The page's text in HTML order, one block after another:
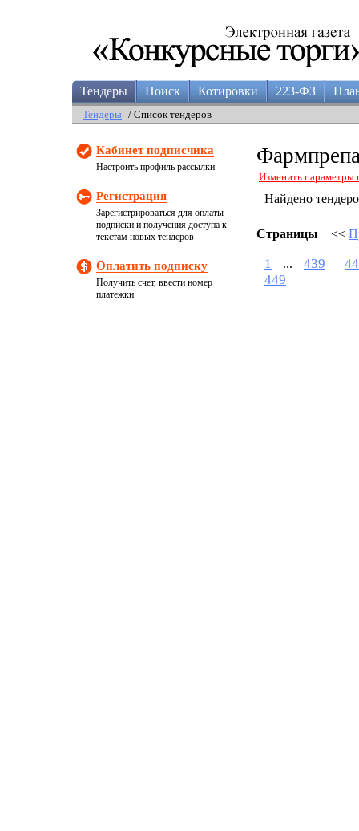
Тендеры Поиск Котировки 223-ФЗ
Тендеры / Список тендеров
Кабинет подписчика
Настроить профиль рассылки
Регистрация
Зарегистрироваться для оплаты
подписки и получения доступа к
текстам новых тендеров
Оплатить подписку
Получить счет, ввести номер
платежки
Изменить параметры
Найдено
Страницы <<
1 ... 439
449